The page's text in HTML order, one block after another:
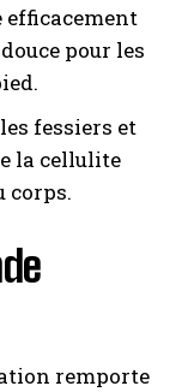
efficacement
pour les
fessiers et
la cellulite
corps.
remporte